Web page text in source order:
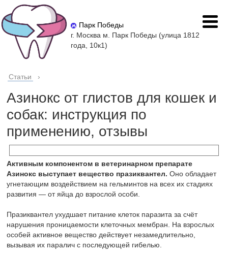
Парк Победы
г. Москва м. Парк Победы (улица 1812
года, 10к1)
Статьи ›
Азинокс от глистов для кошек и
собак: инструкция по
применению, отзывы
Активным компонентом в ветеринарном препарате
Азинокс выступает вещество празиквантел. Оно обладает
угнетающим воздействием на гельминтов на всех их стадиях
развития — от яйца до взрослой особи.
Празиквантел ухудшает питание клеток паразита за счёт
нарушения проницаемости клеточных мембран. На взрослых
особей активное вещество действует незамедлительно,
вызывая их паралич с последующей гибелью.